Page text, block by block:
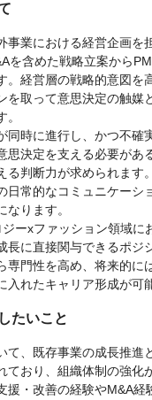
事業における経営企画を
を含めた戦略立案から
。経営層の戦略的意図を
を取って意思決定の触媒
同時に進行し、かつ不確
思決定を支える必要があ
る判断力が求められます
日常的なコミュニケーシ
ります。
ーxファッション領域に
長に直接関与できるポジ
専門性を高め、将来的に
入れたキャリア形成が可
たいこと
て、既存事業の成長推進
ており、組織体制の強化
援・改善の経験やM&A経